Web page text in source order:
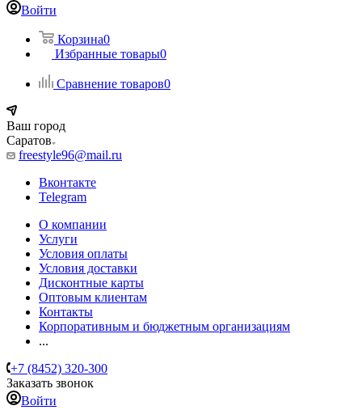
Войти
Корзина0
Избранные товары0
Сравнение товаров0
Ваш город
Саратов
freestyle96@mail.ru
Вконтакте
Telegram
О компании
Услуги
Условия оплаты
Условия доставки
Дисконтные карты
Оптовым клиентам
Контакты
Корпоративным и бюджетным организациям
...
+7 (8452) 320-300
Заказать звонок
Войти